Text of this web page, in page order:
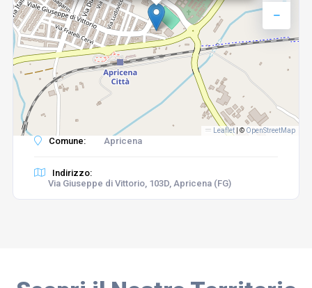
Leaflet © OpenStreetMap
Comune: Apricena
Indirizzo:
Via Giuseppe di Vittorio, 103D, Apricena (FG)